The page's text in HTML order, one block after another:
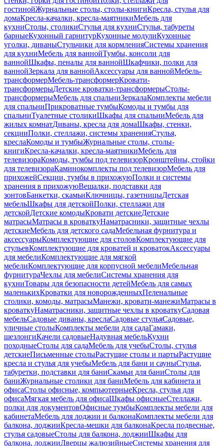
гостинойЖурнальные столы, столы-книгиКресла, стулья для
домаКресла-качалки, кресла-маятникиМебель для
кухниСтолы, столикиСтулья для кухниСтулья, табуреты
барныеКухонный гарнитурКухонные модулиКухонные
уголки, диваныСтульчики для кормленияСистемы хранения
для кухниМебель для ваннойТумбы, консоли для
ваннойШкафы, пеналы для ваннойШкафчики, полки для
ваннойЗеркала для ваннойАксессуары для ваннойМебель-
трансформерМебель-трансформерКровати-
трансформерыДетские кроватки-трансформерыСтолы-
трансформерыМебель для спальниЗеркалаКомплекты мебели
для спальниПрикроватные тумбыКомоды и тумбы для
спальниТуалетные столикиШкафы для спальниМебель для
жилых комнатДиваны, кресла для домаШкафы, стенки,
секцииПолки, стеллажи, системы храненияСтулья,
креслаКомоды и тумбыЖурнальные столы, столы-
книгиКресла-качалки, кресла-маятникиМебель для
телевизораКомоды, тумбы под телевизорКронштейны, стойки
для телевизораКаминокомплекты под телевизорМебель для
прихожейСекции, тумбы в прихожуюПолки и системы
хранения в прихожуюВешалки, подставки для
зонтовБанкетки, скамьиКлючницы, газетницыДетская
мебельШкафы для детскойПолки, стеллажи для
детскойДетские комодыКровати детскиеДетские
матрасыМатрасы в кроваткуНаматрасники, защитные чехлы
детскиеМебель для детского садаМебельная фурнитура и
аксессуарыКомплектующие для столовКомплектующие для
стульевКомплектующие для кроватей и кроватокАксессуары
для мебелиКомплектующие для мягкой
мебелиКомплектующие для корпусной мебелиМебельная
фурнитураЧехлы для мебелиСистемы хранения для
кухниТовары для безопасности детейМебель для самых
маленькихКроватки для новорожденныхПеленальные
столики, комоды, матрасыМанежи, кровати-манежиМатрасы в
кроваткуНаматрасники, защитные чехлы в кроваткуСадовая
мебельСадовые диваны, креслаСадовые стульяСадовые,
уличные столыКомплекты мебели для садаГамаки,
шезлонгиКачели садовыеНадувная мебельКухни
походныеСтолы для садаМебель для учебыСтолы, стулья
детскиеПисьменные столыРастущие столы и партыРастущие
кресла и стулья для учебыМебель для бани и сауныСтулья,
табуретки, подставки для баниСкамьи для баниСтолы для
баниЖурнальные столики для баниМебель для кабинета и
офисаСтолы офисные, компьютерныеКресла, стулья для
офисаМягкая мебель для офисаШкафы офисныеСтеллажи,
полки для документовОфисные тумбыКомплекты мебели для
кабинетаМебель для лоджии и балконаКомплекты мебели для
балкона, лоджииКресла-мешки для балконаКресла подвесные,
стулья садовыеСтолы для балкона, лоджииШкафы для
балкона, лоджииДверцы жалюзийныеСистемы хранения для